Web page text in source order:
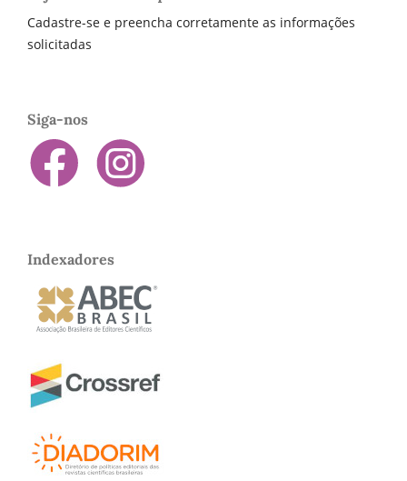
Cadastre-se e preencha corretamente as informações
solicitadas
Siga-nos
Indexadores